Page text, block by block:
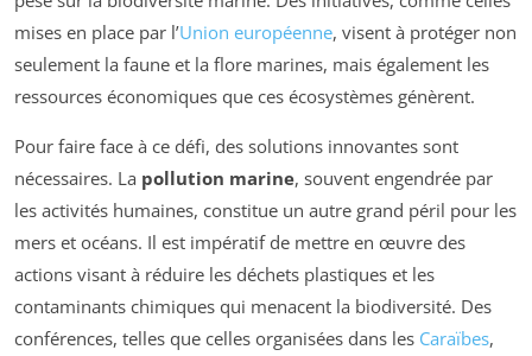
mises en place par l’Union européenne, visent à protéger non
seulement la faune et la flore marines, mais également les
ressources économiques que ces écosystèmes génèrent.
Pour faire face à ce défi, des solutions innovantes sont
nécessaires. La pollution marine, souvent engendrée par
les activités humaines, constitue un autre grand péril pour les
mers et océans. Il est impératif de mettre en œuvre des
actions visant à réduire les déchets plastiques et les
contaminants chimiques qui menacent la biodiversité. Des
conférences, telles que celles organisées dans les Caraïbes,